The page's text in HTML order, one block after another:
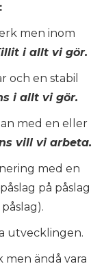
men inom
i allt vi gör.
och en stabil
i allt vi gör.
med en eller
vill vi arbeta.
med en
på påslag
utvecklingen.
ändå vara